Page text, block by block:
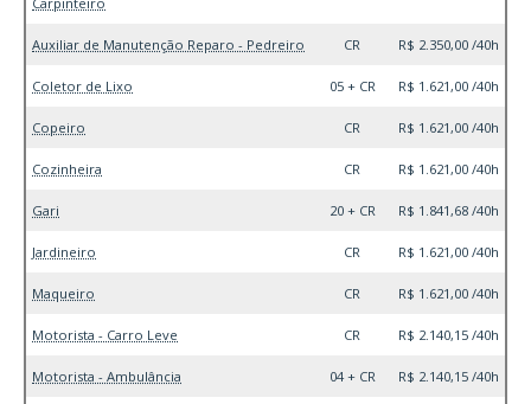
Auxiliar de Manutenção Reparo - Pedreiro CR R$ 2.350,00 /40h
Coletor de Lixo 05 + CR R$ 1.621,00 /40h
Copeiro CR R$ 1.621,00 /40h
Cozinheira CR R$ 1.621,00 /40h
Gari 20 + CR R$ 1.841,68 /40h
Jardineiro CR R$ 1.621,00 /40h
Maqueiro CR R$ 1.621,00 /40h
Motorista - Carro Leve CR R$ 2.140,15 /40h
Motorista - Ambulância 04 + CR R$ 2.140,15 /40h